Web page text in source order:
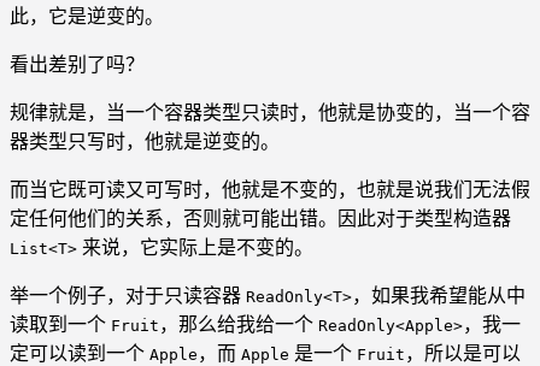
此，它是逆变的。
看出差别了吗？
规律就是，当一个容器类型只读时，他就是协变的，当一个容
器类型只写时，他就是逆变的。
而当它既可读又可写时，他就是不变的，也就是说我们无法假
定任何他们的关系，否则就可能出错。因此对于类型构造器
List<T> 来说，它实际上是不变的。
举一个例子，对于只读容器 ReadOnly<T>，如果我希望能从中
读取到一个 Fruit ，那么给我给一个 ReadOnly<Apple>，我一
定可以读到一个 Apple ，而 Apple 是一个 Fruit ，所以是可以